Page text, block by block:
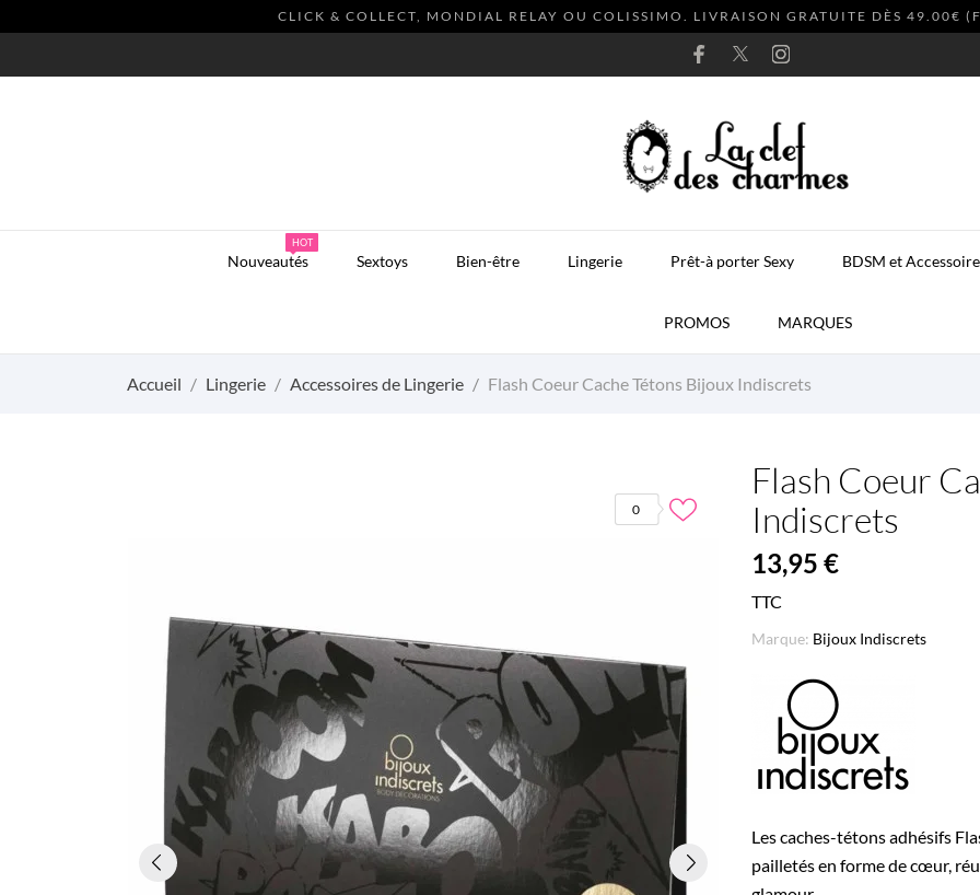
CLICK & COLLECT, MONDIAL RELAY OU COLISSIMO. LIVRAISON GRATUITE DÈS 49.00€
Nouveautés
HOT
Sextoys Bien-être Lingerie Prêt-à porter Sexy BDSM et
PROMOS MARQUES
Accueil Lingerie Accessoires de Lingerie Flash Coeur Cache Tétons Bijoux Indiscrets
0
Flash Coeur
Indiscrets
13,95 €
TTC
Marque: Bijoux Indiscrets
Les caches-tétons adhésifs
pailletés en forme de cœur,